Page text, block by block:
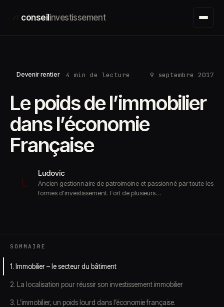
conseilinvestissement
Devenir rentier 4 min de lecture 9 septembre 2017
Le poids de l’immobilier
dans l’économie
Française
L
Ludovic
Ancien gestionnaire de patroimoine et passionné par toute les
formes d'investissement. Fort de plusieurs…
SOMMAIRE
1. Immobilier – le secteur du bâtiment
2. La localisation pour réussir son investissement immobilier
3. L’immobilier, un poids lourd dans l’économie française.